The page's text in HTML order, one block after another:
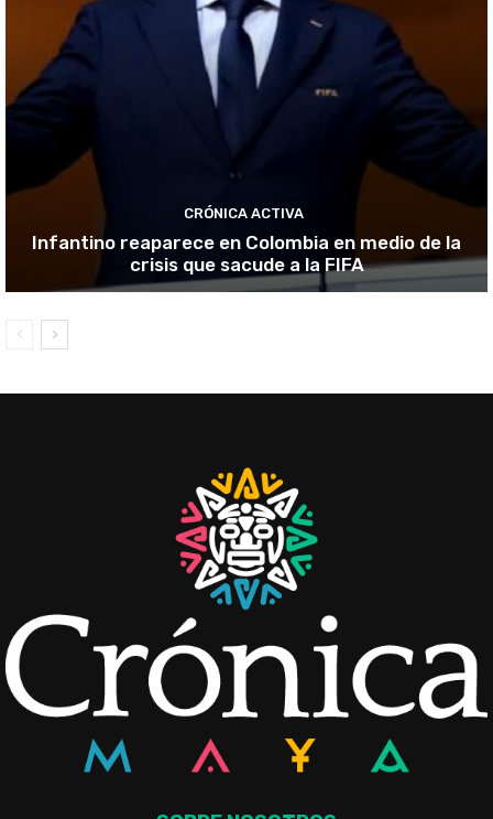
CRÓNICA ACTIVA
Infantino reaparece en Colombia en medio de la
crisis que sacude a la FIFA